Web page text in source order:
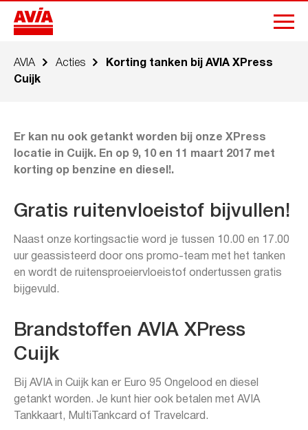
AVIA Acties
Korting tanken bij AVIA XPress
Cuijk
Er kan nu ook getankt worden bij onze XPress
locatie in Cuijk. En op 9, 10 en 11 maart 2017 met
korting op benzine en diesel!.
Gratis ruitenvloeistof bijvullen!
Naast onze kortingsactie word je tussen 10.00 en 17.00
uur geassisteerd door ons promo-team met het tanken
en wordt de ruitensproeiervloeistof ondertussen gratis
bijgevuld.
Brandstoffen AVIA XPress
Cuijk
Bij AVIA in Cuijk kan er Euro 95 Ongelood en diesel
getankt worden. Je kunt hier ook betalen met AVIA
Tankkaart, MultiTankcard of Travelcard.